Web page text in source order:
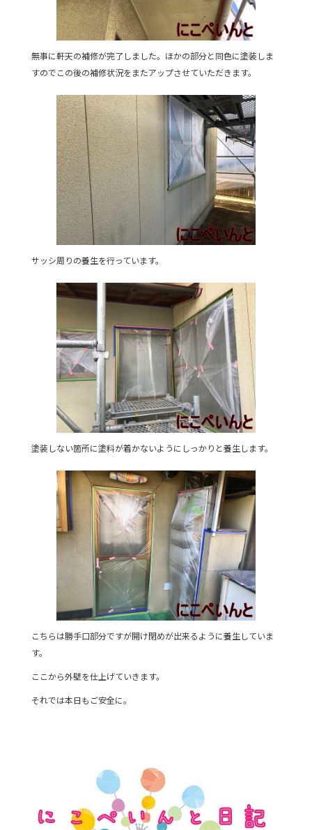
無事に軒天の補修が完了しました。ほかの部分と同色に塗装しま
すのでこの後の補修状況をまたアップさせていただきます。
サッシ周りの養生を行っています。
塗装しない箇所に塗料が着かないようにしっかりと養生します。
こちらは勝手口部分ですが開け閉めが出来るように養生していま
す。
ここから外壁を仕上げていきます。
それでは本日もご安全に。